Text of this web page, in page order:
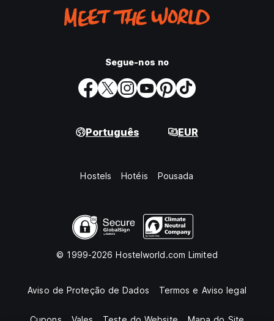
Segue-nos no
Português EUR
Hostels Hotéis Pousada
© 1999-2026 Hostelworld.com Limited
Aviso de Proteção de Dados Termos e Aviso legal